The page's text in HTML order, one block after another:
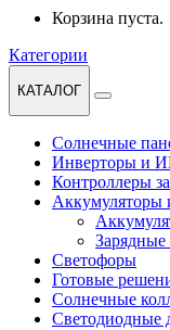
Корзина пуста.
Категории
КАТАЛОГ
Солнечные
Инверторы и
Контроллеры
Аккумуляторы
Зарядные
Светофоры
Готовые
Солнечные
Светодиодные